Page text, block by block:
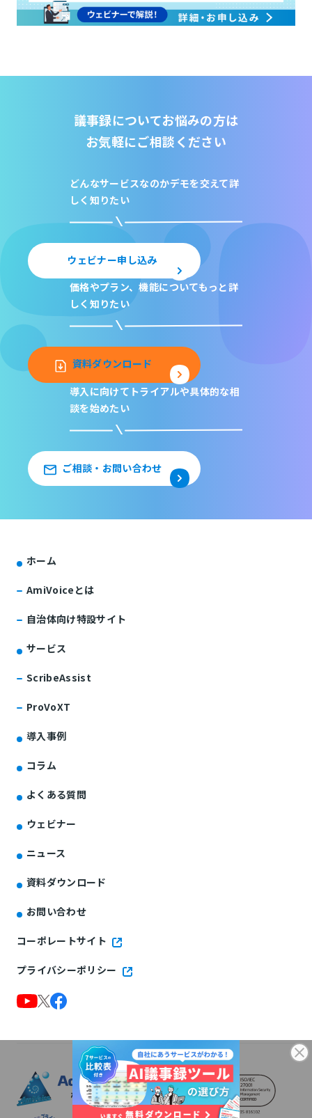
議事録についてお悩みの方は
お気軽にご相談ください
どんなサービスなのかデモを交えて詳
しく知りたい
ウェビナー申し込み
価格やプラン、機能についてもっと詳
しく知りたい
資料ダウンロード
導入に向けてトライアルや具体的な相
談を始めたい
ご相談・お問い合わせ
ホーム
AmiVoiceとは
自治体向け特設サイト
サービス
ScribeAssist
ProVoXT
導入事例
コラム
よくある質問
ウェビナー
ニュース
資料ダウンロード
お問い合わせ
コーポレートサイト
プライバシーポリシー